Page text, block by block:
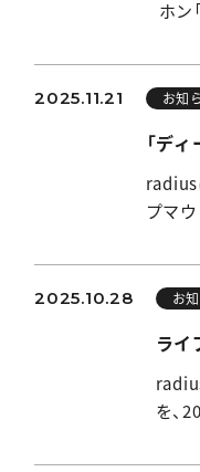
ホン
2025.11.21 お知
「デ
radius
プマ
2025.10.28 お
ラ
を、